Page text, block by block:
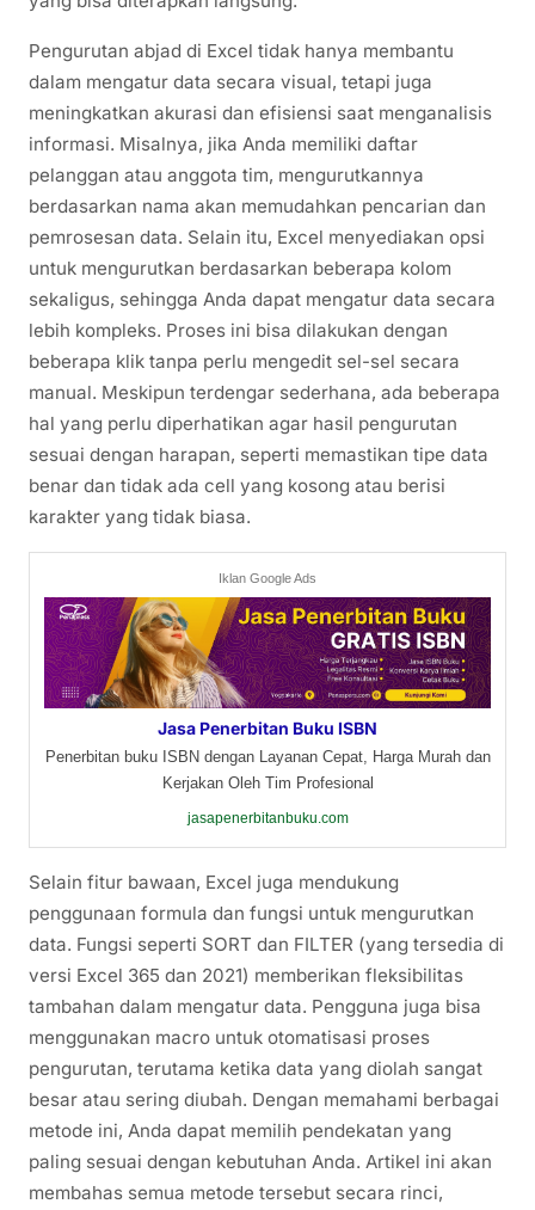
Pengurutan abjad di Excel tidak hanya membantu
dalam mengatur data secara visual, tetapi juga
meningkatkan akurasi dan efisiensi saat menganalisis
informasi. Misalnya, jika Anda memiliki daftar
pelanggan atau anggota tim, mengurutkannya
berdasarkan nama akan memudahkan pencarian dan
pemrosesan data. Selain itu, Excel menyediakan opsi
untuk mengurutkan berdasarkan beberapa kolom
sekaligus, sehingga Anda dapat mengatur data secara
lebih kompleks. Proses ini bisa dilakukan dengan
beberapa klik tanpa perlu mengedit sel-sel secara
manual. Meskipun terdengar sederhana, ada beberapa
hal yang perlu diperhatikan agar hasil pengurutan
sesuai dengan harapan, seperti memastikan tipe data
benar dan tidak ada cell yang kosong atau berisi
karakter yang tidak biasa.
Iklan Google Ads
Jasa Penerbitan Buku ISBN
Penerbitan buku ISBN dengan Layanan Cepat, Harga Murah dan
Kerjakan Oleh Tim Profesional
jasapenerbitanbuku.com
Selain fitur bawaan, Excel juga mendukung
penggunaan formula dan fungsi untuk mengurutkan
data. Fungsi seperti SORT dan FILTER (yang tersedia di
versi Excel 365 dan 2021) memberikan fleksibilitas
tambahan dalam mengatur data. Pengguna juga bisa
menggunakan macro untuk otomatisasi proses
pengurutan, terutama ketika data yang diolah sangat
besar atau sering diubah. Dengan memahami berbagai
metode ini, Anda dapat memilih pendekatan yang
paling sesuai dengan kebutuhan Anda. Artikel ini akan
membahas semua metode tersebut secara rinci,